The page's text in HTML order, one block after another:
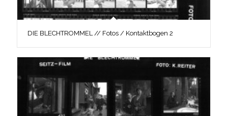
DIE BLECHTROMMEL // Fotos / Kontaktbogen 2